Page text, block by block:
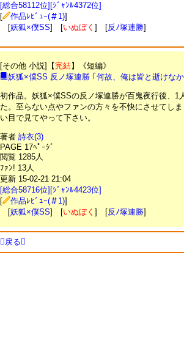
[総合58112位][ｼﾞｬﾝﾙ4372位]
[
作品ﾚﾋﾞｭｰ(＃1)]
[妖狐×僕SS] [いぬぼく ] [反ﾉ塚連勝]
[その他 小説]【完結】《短編》
妖狐×僕SS 反ノ塚連勝 ｢何故、俺は皆と逝けな
初作品。妖狐×僕SSの反ノ塚連勝が百鬼夜行後、1
た。至らない点やファンの方々を不快にさせてし
い目で見てやって下さい。
著者 詩衣(3)
PAGE 17ﾍﾟｰｼﾞ
閲覧 1285人
ﾌｧﾝ! 13人
更新 15-02-21 21:04
[総合58716位][ｼﾞｬﾝﾙ4423位]
[
作品ﾚﾋﾞｭｰ(＃1)]
[妖狐×僕SS] [いぬぼく ] [反ﾉ塚連勝]
戻る